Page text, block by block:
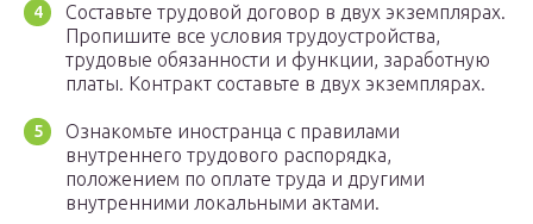
Составьте трудовой договор в двух экземплярах.
Пропишите все условия трудоустройства,
трудовые обязанности и функции, заработную
платы. Контракт составьте в двух экземплярах.
Ознакомьте иностранца с правилами
внутреннего трудового распорядка,
положением по оплате труда и другими
внутренними локальными актами.